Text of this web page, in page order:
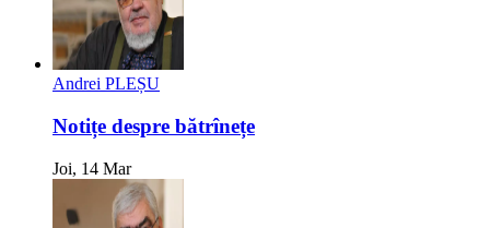
Andrei PLEȘU
Notițe despre bătrînețe
Joi, 14 Mar